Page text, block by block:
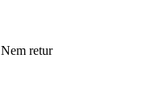
Nem retur